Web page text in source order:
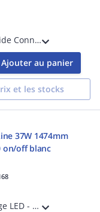
Arena Eco 1500 Wide Connect Low-Bay hauteur sous plafond jusqu'à 5 mètres LED 76W 4000K 10960 lumens 144 lumens/W Ra>80 SDCM 3 RG 1 durée de vie : L80/B20>100 000 heures RG 1 faisceau : 90° Matériau : acier gris et PMMA 230V classe I IP20
Ajouter au panier
et les stocks
37W 1474mm
on/off blanc
Platine appareillage LED - 765... E-Line - Lentille - blanc - rectangulaire - ET - 37W - 6300lm - Extensif (W) - IK03 - 3 SDCM - symétrique - (L80/B50) 50.000 h - 170lm/W - on/off - Montage au plafond/en suspension/en saillie